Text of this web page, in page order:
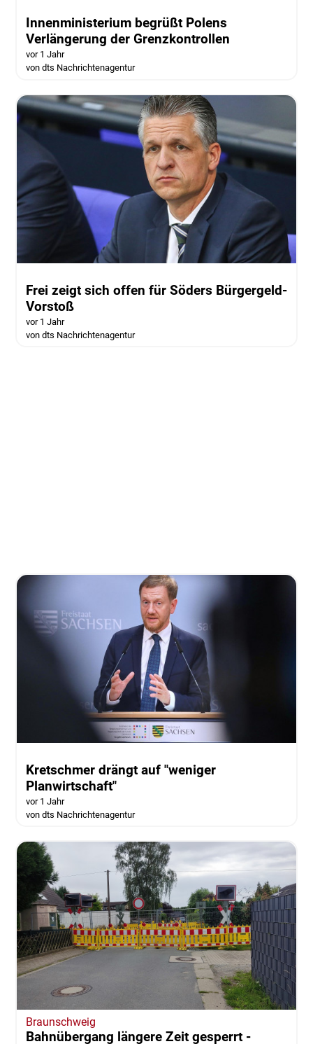
Innenministerium begrüßt Polens
Verlängerung der Grenzkontrollen
vor 1 Jahr
von dts Nachrichtenagentur
Frei zeigt sich offen für Söders Bürgergeld-
Vorstoß
vor 1 Jahr
von dts Nachrichtenagentur
Kretschmer drängt auf "weniger
Planwirtschaft"
vor 1 Jahr
von dts Nachrichtenagentur
Braunschweig
Bahnübergang längere Zeit gesperrt -